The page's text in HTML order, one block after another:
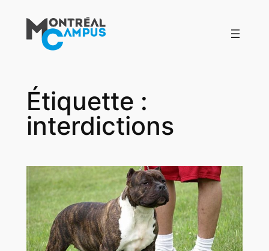
contenu
Étiquette :
interdictions